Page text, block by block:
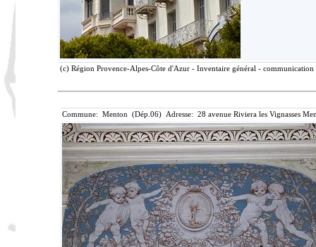
(c) Région Provence-Alpes-Côte d'Azur - Inventaire général -
Commune: Menton (Dép.06) Adresse: 28 avenue Riviera les Vignasses